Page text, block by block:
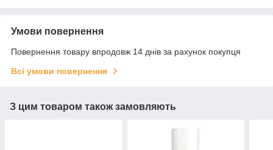
Умови повернення
Повернення товару впродовж 14 днів за рахунок покупця
Всі умови повернення
З цим товаром також замовляють